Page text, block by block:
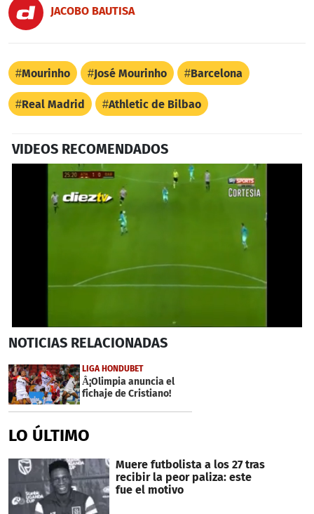
JACOBO BAUTISA
Mourinho José Mourinho Barcelona
Real Madrid Athletic de Bilbao
VIDEOS RECOMENDADOS
seconds
44
seconds
NOTICIAS RELACIONADAS
LIGA HONDUBET
Â¡Olimpia anuncia el
fichaje de Cristiano!
LO ÚLTIMO
Muere futbolista a los 27 tras
recibir la peor paliza: este
fue el motivo